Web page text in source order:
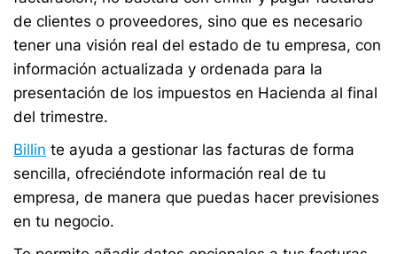
de clientes o proveedores, sino que es necesario
tener una visión real del estado de tu empresa, con
información actualizada y ordenada para la
presentación de los impuestos en Hacienda al final
del trimestre.
Billin te ayuda a gestionar las facturas de forma
sencilla, ofreciéndote información real de tu
empresa, de manera que puedas hacer previsiones
en tu negocio.